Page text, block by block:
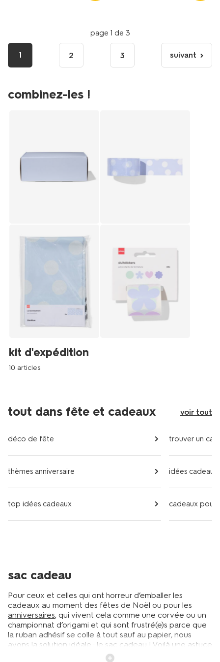
page 1 de 3
1 2 3
page
suivante
suivant
combinez-les !
kit d'expédition
10 articles
tout dans fête et cadeaux voir tout
déco de fête
thèmes anniversaire
top idées cadeaux
trouver un
idées
cadeaux pour
sac cadeau
Pour ceux et celles qui ont horreur d’emballer les
cadeaux au moment des fêtes de Noël ou pour les
anniversaires, qui vivent cela comme une corvée ou un
championnat d’origami et qui sont frustré(e)s parce que
la ruban adhésif se colle à tout sauf au papier, nous
avons la solution idéale : le sac cadeau ! Voilà une astuce
libératrice et qui fait gagner du temps ! Il vous suffit